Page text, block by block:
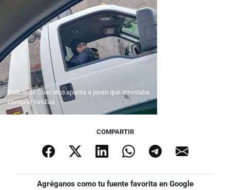
Policía de Coacalco apunta a joven que intentaba
comprar tortillas
COMPARTIR
Agréganos como tu fuente favorita en Google